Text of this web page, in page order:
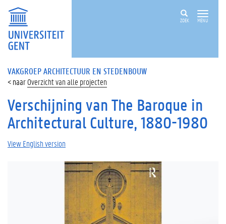
ZOEK MENU
VAKGROEP ARCHITECTUUR EN STEDENBOUW
Overzicht van alle projecten
Verschijning van The Baroque in
Architectural Culture, 1880-1980
View English version